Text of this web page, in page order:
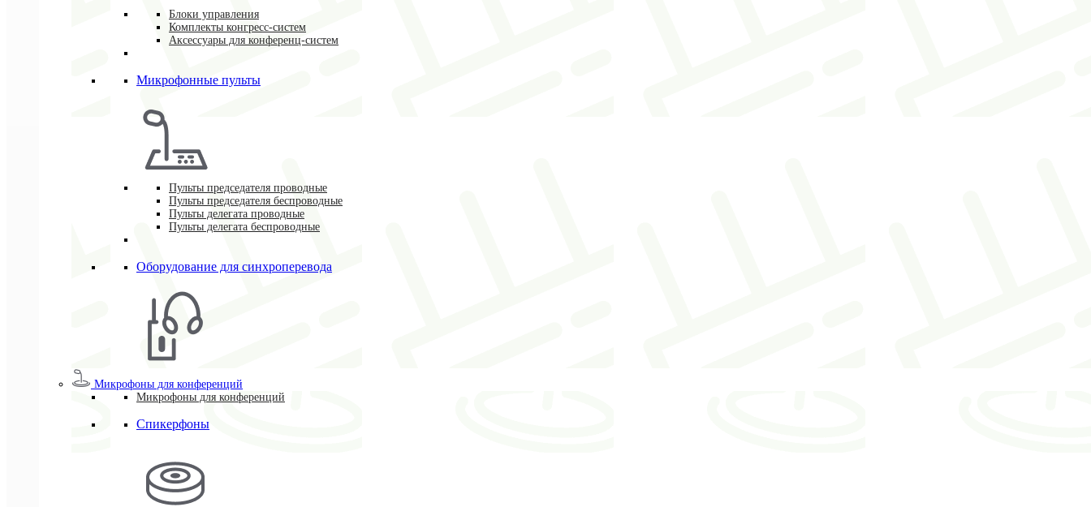
Блоки управления
Комплекты конгресс-систем
Аксессуары для конференц-систем
Микрофонные пульты
Пульты председателя проводные
Пульты председателя беспроводные
Пульты делегата проводные
Пульты делегата беспроводные
Оборудование для синхроперевода
Микрофоны для конференций
Микрофоны для конференций
Спикерфоны